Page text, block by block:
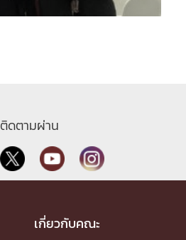
ติดตามผ่าน
เกี่ยวกับคณะ